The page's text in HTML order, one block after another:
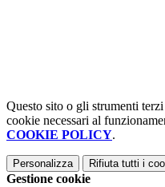
Questo sito o gli strumenti
cookie necessari al
COOKIE POLICY.
Personalizza Rifiuta tutti i
Gestione cookie